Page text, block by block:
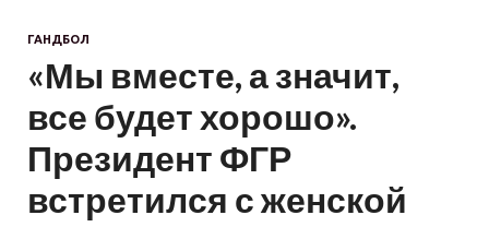
ГАНДБОЛ
«Мы вместе, а значит,
все будет хорошо».
Президент ФГР
встретился с женской